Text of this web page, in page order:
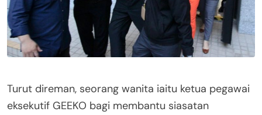
Turut direman, seorang wanita iaitu ketua pegawai
eksekutif GEEKO bagi membantu siasatan